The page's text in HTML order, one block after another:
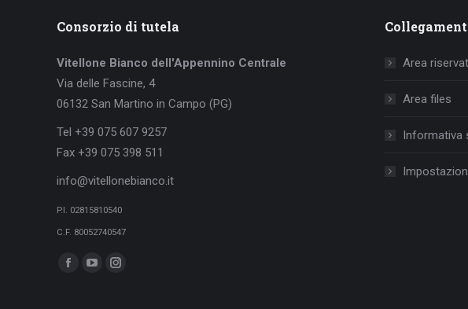
Consorzio di tutela
Vitellone Bianco dell'Appennino Centrale
Via delle Fascine, 4
06132 San Martino in Campo (PG)
Tel +39 075 607 9257
Fax +39 075 398 511
info@vitellonebianco.it
P.I. 02815810540
C.F. 80052740547
Ci puoi trovare su:
Facebook
YouTubeInstagram
Area
Area files
Informativa